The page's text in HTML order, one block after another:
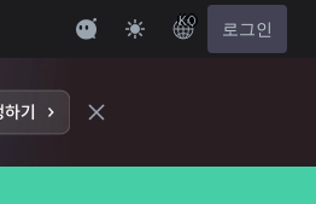
KO 로그인